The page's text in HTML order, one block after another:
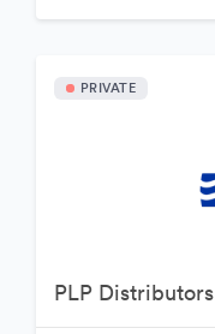
PRIVATE
PLP Distributors